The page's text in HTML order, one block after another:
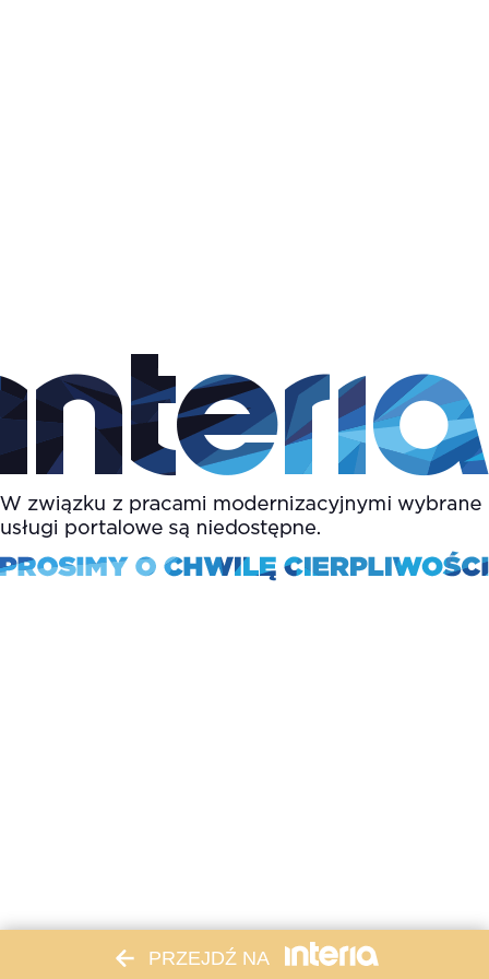
PRZEJDŹ NA